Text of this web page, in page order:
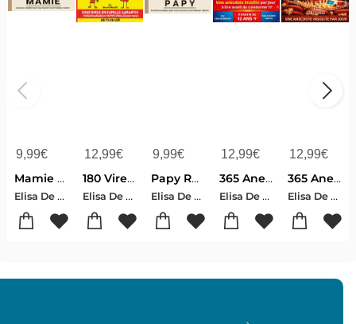
9,99€
Mamie Raconte Nous Ton Histoire : Livre A Completer Avec Ses Petits Enfants | Un Cadeau Unique, Original Et Personnel Pour Des Moments De Complicite Avec Sa Grand-mere.
Elisa De Bracier
12,99€
180 Virelangues Impossibles A Prononcer : Trompe Oreilles Et Casse Bouche Pour Apprendre A Mieux Articuler, Ameliorer Sa Diction Et Fortifier Son Elocution - Livre De Phrases Droles Et Jeux De Prononciation Pour Adultes Et Enfant A Partir De 8 Ans
Elisa De Bracier
9,99€
Papy Raconte Nous Ton Histoire : Livre A Completer Avec Ses Petits Enfants. Un Cadeau Unique, Original Et Personnel Pour Des Moments De Complicite Avec Son Grand-pere
Elisa De Bracier
12,99€
365 Anecdotes : Une Anecdote Insolite Par Jour A Lire Avant De S'endormir !!! Pour Les Adolescents, Les Enfants A Partir De 12 Ans Et Toute La Famille.curiosites Fascinantes Pour Toutes Les Personnes Et Les Enfants Futes Qui Veulent Decouvrir Le Mond
Elisa De Bracier
12,99€
365 Anecdotes Autour Du Cinema Et Du 7eme Art : Secrets De Tournage, Anecdotes Incroyables Et Curiosites Du Cinema, Rentrez Dans Les Coulisses Du 7eme Art
Elisa De Bracier